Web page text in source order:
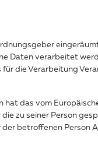
Daten verarbeitet
die Verarbeitung
das vom
zu seiner Person
betroffenen